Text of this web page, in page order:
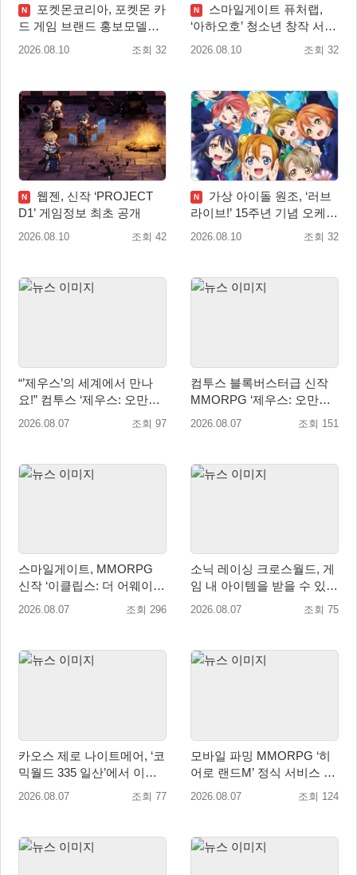
N
포켓몬코리아, 포켓몬 카
드 게임 브랜드 홍보모델로
배우 변우석 선정!
2026.08.10 조회 32
N
스마일게이트 퓨처랩,
‘아하오호’ 청소년 창작 서포
터즈 ‘아크크’ 1기 발족
2026.08.10 조회 32
N
웹젠, 신작 ‘PROJECT
D1’ 게임정보 최초 공개
2026.08.10 조회 42
N
가상 아이돌 원조, ‘러브
라이브!’ 15주년 기념 오케스
트라 콘서트 10월 5일 서울
2026.08.10 조회 32
“’제우스’의 세계에서 만나
요!” 컴투스 ‘제우스: 오만의
신’ 쇼케이스 찾은 배우 박지
2026.08.07 조회 97
컴투스 블록버스터급 신작
MMORPG ‘제우스: 오만의
신’, 8월 26일 출시!
2026.08.07 조회 151
스마일게이트, MMORPG
신작 ‘이클립스: 더 어웨이크
닝’ 9월 10일 론칭!
2026.08.07 조회 296
소닉 레이싱 크로스월드, 게
임 내 아이템을 받을 수 있는
‘레전드 대회 라운드 7’ 개최!
2026.08.07 조회 75
카오스 제로 나이트메어, ‘코
믹월드 335 일산’에서 이용
자 소통 예고
2026.08.07 조회 77
모바일 파밍 MMORPG ‘히
어로 랜드M’ 정식 서비스 돌
입
2026.08.07 조회 124